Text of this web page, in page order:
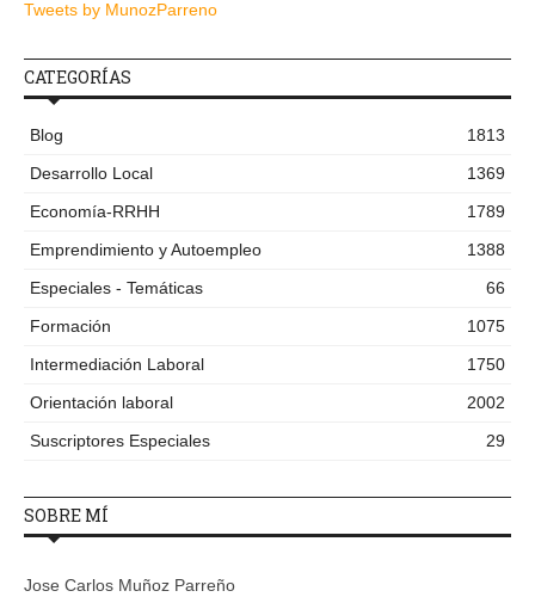
Tweets by MunozParreno
CATEGORÍAS
Blog
1813
Desarrollo Local
1369
Economía-RRHH
1789
Emprendimiento y Autoempleo
1388
Especiales - Temáticas
66
Formación
1075
Intermediación Laboral
1750
Orientación laboral
2002
Suscriptores Especiales
29
SOBRE MÍ
Jose Carlos Muñoz Parreño